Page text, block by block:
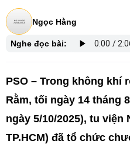
Ngọc Hằng
Nghe đọc bài:
PSO – Trong không khí
Rằm, tối ngày 14 tháng
ngày 5/10/2025), tu viện
TP.HCM) đã tổ chức